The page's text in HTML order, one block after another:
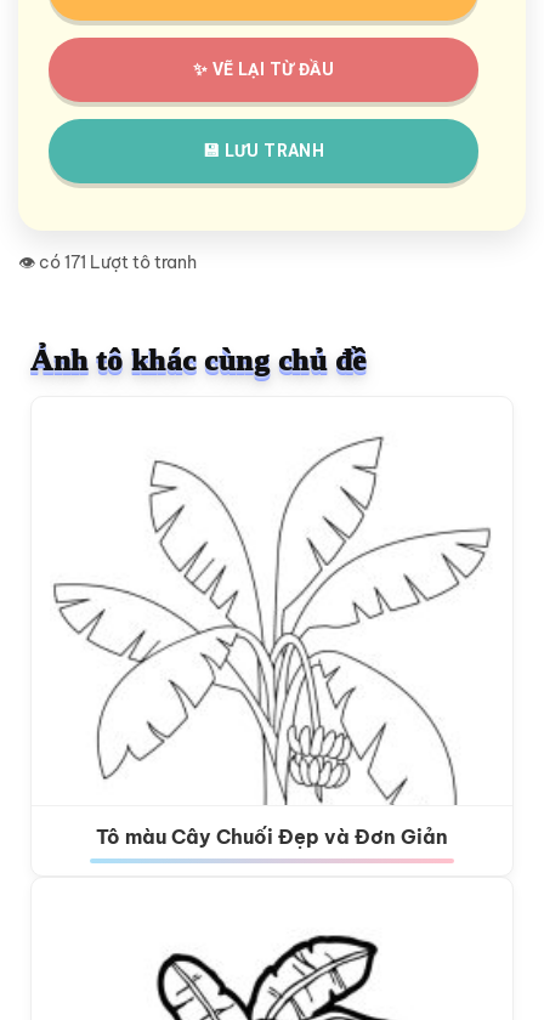
✨ VẼ LẠI TỪ ĐẦU
💾 LƯU TRANH
👁️ có 171 Lượt tô tranh
Ảnh tô khác cùng chủ đề
Tô màu Cây Chuối Đẹp và Đơn Giản